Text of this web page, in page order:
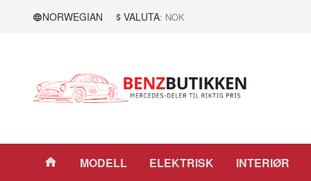
NORWEGIAN VALUTA: NOK
Produkter
MODELL ELEKTRISK INTERIØR